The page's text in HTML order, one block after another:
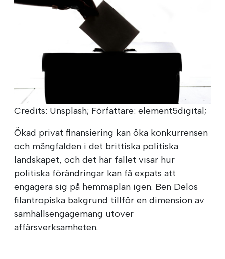
Credits: Unsplash; Författare: element5digital;
Ökad privat finansiering kan öka konkurrensen
och mångfalden i det brittiska politiska
landskapet, och det här fallet visar hur
politiska förändringar kan få expats att
engagera sig på hemmaplan igen. Ben Delos
filantropiska bakgrund tillför en dimension av
samhällsengagemang utöver
affärsverksamheten.